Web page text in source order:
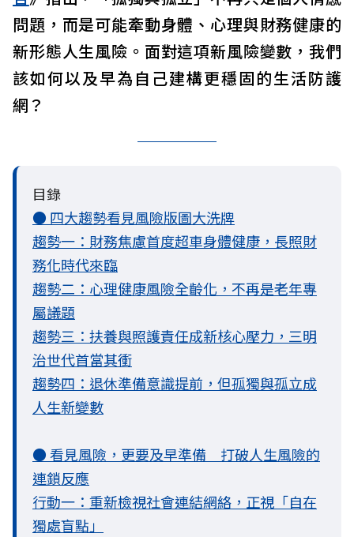
問題，而是可能牽動身體、心理與財務健康的
新形態人生風險。面對這項新風險變數，我們
該如何以及早為自己建構更穩固的生活防護
網？
目錄
● 四大趨勢看見風險版圖大洗牌
趨勢一：財務焦慮首度超車身體健康，長照財
務化時代來臨
趨勢二：心理健康風險全齡化，不再是老年專
屬議題
趨勢三：扶養與照護責任成新核心壓力，三明
治世代首當其衝
趨勢四：退休準備意識提前，但孤獨與孤立成
人生新變數
● 看見風險，更要及早準備 打破人生風險的
連鎖反應
行動一：重新檢視社會連結網絡，正視「自在
獨處盲點」